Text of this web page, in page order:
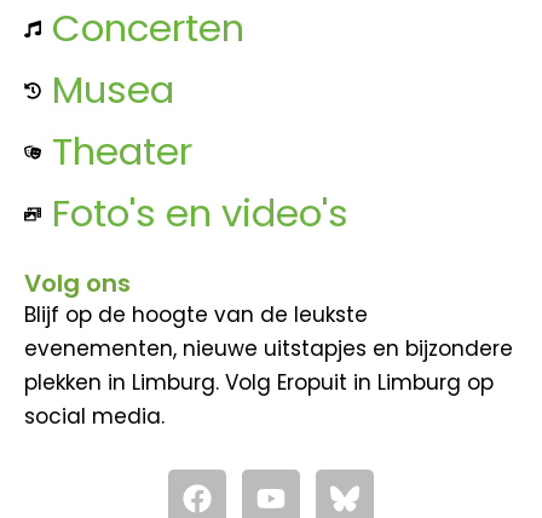
Concerten
Musea
Theater
Foto's en video's
Volg ons
Blijf op de hoogte van de leukste
evenementen, nieuwe uitstapjes en bijzondere
plekken in Limburg. Volg Eropuit in Limburg op
social media.
F Y